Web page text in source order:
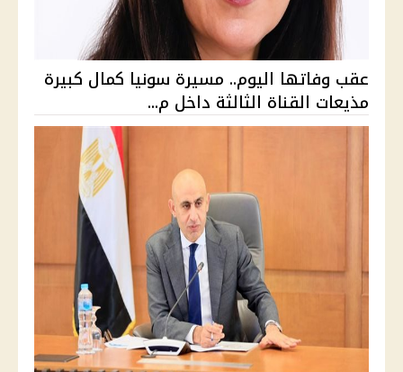
عقب وفاتها اليوم.. مسيرة سونيا كمال كبيرة
مذيعات القناة الثالثة داخل م...